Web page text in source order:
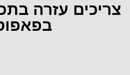
צריכים עזרה